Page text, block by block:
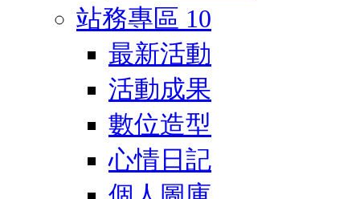
站務專區 10
最新活動
活動成果
數位造型
心情日記